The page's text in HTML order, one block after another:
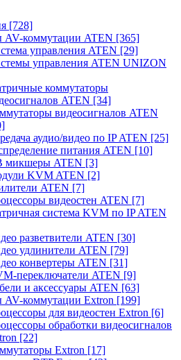
[728]
AV-коммутации ATEN [365]
управления ATEN [29]
управления ATEN UNIZON
коммутаторы
ATEN [34]
видеосигналов ATEN
аудио/видео по IP ATEN [25]
питания ATEN [10]
микшеры ATEN [3]
KVM ATEN [2]
ATEN [7]
видеостен ATEN [7]
система KVM по IP ATEN
разветвители ATEN [30]
удлинители ATEN [79]
конвертеры ATEN [31]
переключатели ATEN [9]
и аксессуары ATEN [63]
AV-коммутации Extron [199]
для видеостен Extron [6]
обработки видеосигналов
[22]
Extron [17]